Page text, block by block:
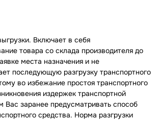
Включает в себя
товара со склада производителя до
места назначения и не
последующую разгрузку транспортного
во избежание простоя транспортного
издержек транспортной
Вас заранее предусматривать способ
средства. Норма разгрузки